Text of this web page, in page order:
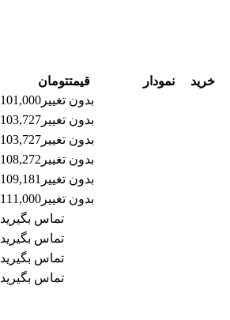
قیمتتومان نمودار
خرید
بدون تغییر101,000
بدون تغییر103,727
بدون تغییر103,727
بدون تغییر 108,272
بدون تغییر 109,181
بدون تغییر111,000
تماس بگیرید
تماس بگیرید
تماس بگیرید
تماس بگیرید